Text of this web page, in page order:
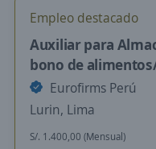
Empleo destacado
Auxiliar para
bono de
Eurofirms Perú
Lurin, Lima
S/. 1.400,00 (Mensual)